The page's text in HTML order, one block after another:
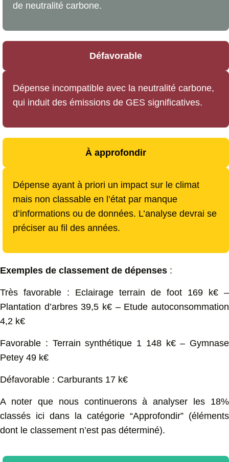
de neutralité carbone.
Défavorable
Dépense incompatible avec la neutralité carbone,
qui induit des émissions de GES significatives.
À approfondir
Dépense ayant à priori un impact sur le climat
mais non classable en l’état par manque
d’informations ou de données. L’analyse devrai se
préciser au fil des années.
Exemples de classement de dépenses :
Très favorable : Eclairage terrain de foot 169 k€ –
Plantation d’arbres 39,5 k€ – Etude autoconsommation
4,2 k€
Favorable : Terrain synthétique 1 148 k€ – Gymnase
Petey 49 k€
Défavorable : Carburants 17 k€
A noter que nous continuerons à analyser les 18%
classés ici dans la catégorie “Approfondir” (éléments
dont le classement n’est pas déterminé).